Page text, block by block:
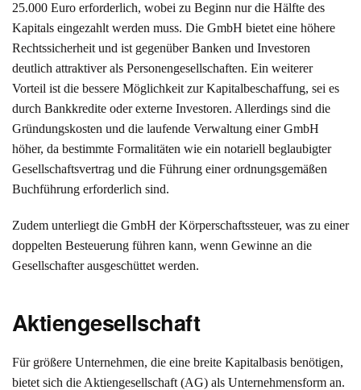
25.000 Euro erforderlich, wobei zu Beginn nur die Hälfte des
Kapitals eingezahlt werden muss. Die GmbH bietet eine höhere
Rechtssicherheit und ist gegenüber Banken und Investoren
deutlich attraktiver als Personengesellschaften. Ein weiterer
Vorteil ist die bessere Möglichkeit zur Kapitalbeschaffung, sei es
durch Bankkredite oder externe Investoren. Allerdings sind die
Gründungskosten und die laufende Verwaltung einer GmbH
höher, da bestimmte Formalitäten wie ein notariell beglaubigter
Gesellschaftsvertrag und die Führung einer ordnungsgemäßen
Buchführung erforderlich sind.
Zudem unterliegt die GmbH der Körperschaftssteuer, was zu einer
doppelten Besteuerung führen kann, wenn Gewinne an die
Gesellschafter ausgeschüttet werden.
Aktiengesellschaft
Für größere Unternehmen, die eine breite Kapitalbasis benötigen,
bietet sich die Aktiengesellschaft (AG) als Unternehmensform an.